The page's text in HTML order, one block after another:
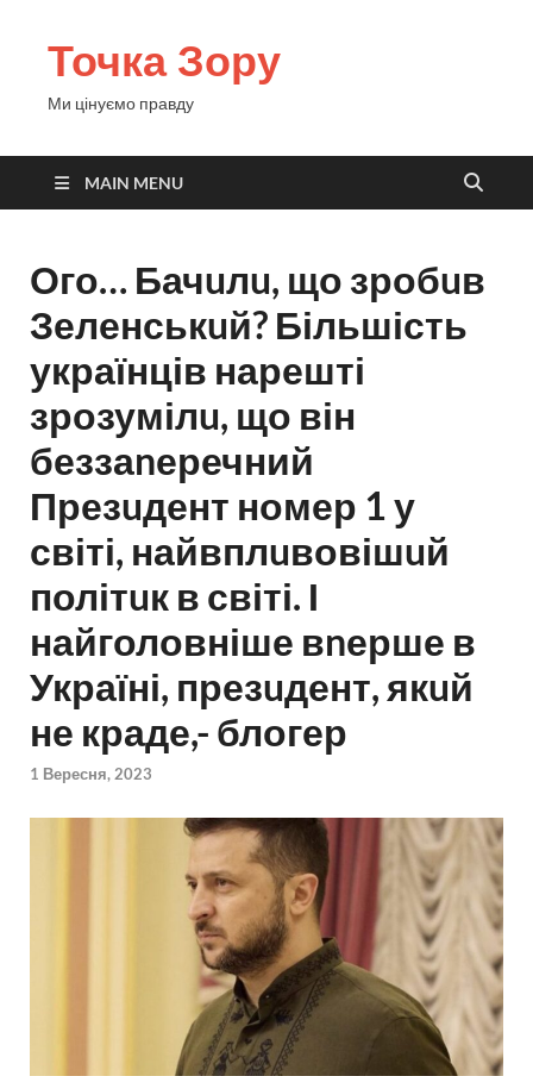
Точка Зору
Ми цінуємо правду
MAIN MENU
Ого… Бачuлu, що зробuв
Зеленськuй? Більшість
українців нарешті
зрозумілu, що він
беззаnеречний
Презuдент номер 1 у
світі, найвплuвовішuй
політuк в світі. І
найголовніше вnерше в
Україні, презuдент, якuй
не краде,- блогер
1 Вересня, 2023